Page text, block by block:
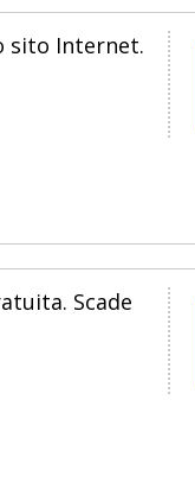
sito Internet.
Scade